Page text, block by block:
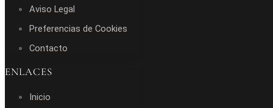
Aviso Legal
Preferencias de Cookies
Contacto
ENLACES
Inicio